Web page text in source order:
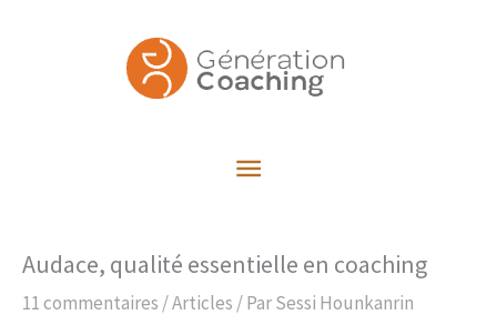
Menu
Audace, qualité essentielle en coaching
11 commentaires /Articles / ParSessi Hounkanrin